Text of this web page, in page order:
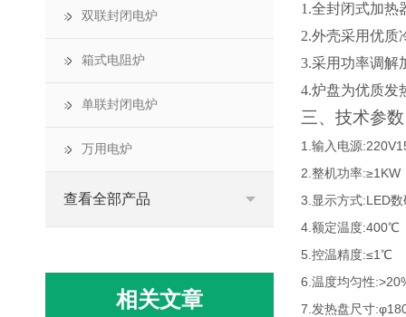
1.全封闭式加热
2.外壳采用优质
3.采用功率调解
4.炉盘为优质发
三、技术参
1.输入电源
2.整机功率:≥1KW
3.显示方式:LED
4.额定温度:400℃
5.控温精度:≤1℃
6.温度均匀性
7.发热盘尺寸
双联封闭电炉
箱式电阻炉
单联封闭电炉
万用电炉
查看全部产品
相关文章